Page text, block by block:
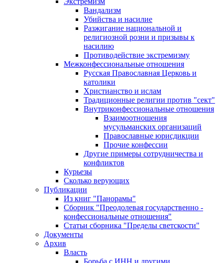
Вандализм
Убийства и насилие
Разжигание национальной и
религиозной розни и призывы к
насилию
Противодействие экстремизму
Межконфессиональные отношения
Русская Православная Церковь и
католики
Христианство и ислам
Традиционные религии против "сект"
Внутриконфессиональные отношения
Взаимоотношения
мусульманских организаций
Православные юрисдикции
Прочие конфессии
Другие примеры сотрудничества и
конфликтов
Курьезы
Сколько верующих
Публикации
Из книг "Панорамы"
Сборник "Преодолевая государственно -
конфессиональные отношения"
Статьи сборника "Пределы светскости"
Документы
Архив
Власть